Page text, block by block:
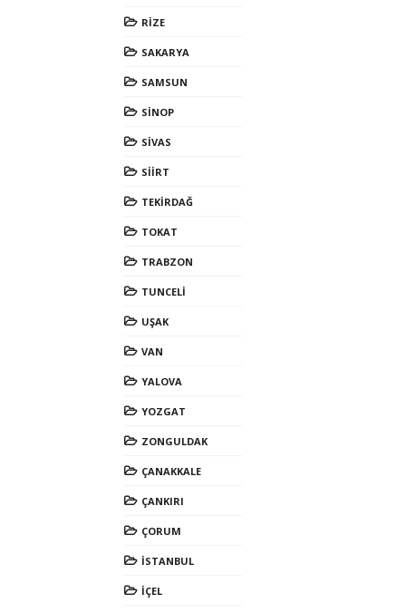
RİZE
SAKARYA
SAMSUN
SİNOP
SİVAS
SİİRT
TEKİRDAĞ
TOKAT
TRABZON
TUNCELİ
UŞAK
VAN
YALOVA
YOZGAT
ZONGULDAK
ÇANAKKALE
ÇANKIRI
ÇORUM
İSTANBUL
İÇEL